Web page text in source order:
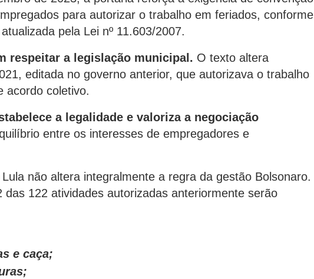
para autorizar o trabalho em feriados, conforme
pela Lei nº 11.603/2007.
respeitar a legislação municipal. O texto altera
editada no governo anterior, que autorizava o trabalho
acordo coletivo.
a legalidade e valoriza a negociação
entre os interesses de empregadores e
não altera integralmente a regra da gestão Bolsonaro.
das 122 atividades autorizadas anteriormente serão
e caça;